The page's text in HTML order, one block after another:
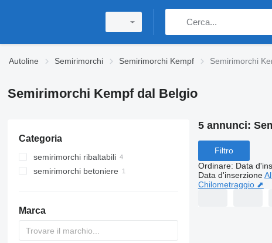
Autoline Semirimorchi Semirimorchi Kempf Semirimorchi
Semirimorchi Kempf dal Belgio
Categoria
semirimorchi ribaltabili
semirimorchi betoniere
Marca
5 annunci:
Filtro
Ordinare: Data
Data d'inserzione
Chilometraggio ⬈